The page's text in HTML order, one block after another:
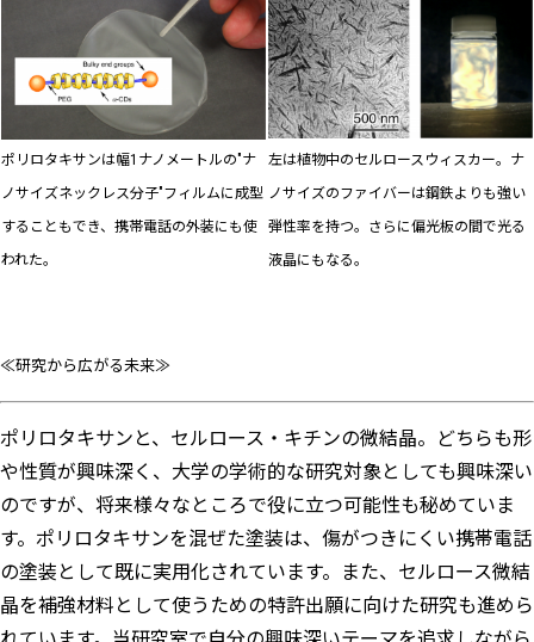
ポリロタキサンは幅1ナノメートルの"ナ
ノサイズネックレス分子"フィルムに成型
することもでき、携帯電話の外装にも使
われた。
左は植物中のセルロースウィスカー。ナ
ノサイズのファイバーは鋼鉄よりも強い
弾性率を持つ。さらに偏光板の間で光る
液晶にもなる。
≪研究から広がる未来≫
ポリロタキサンと、セルロース・キチンの微結晶。どちらも形
や性質が興味深く、大学の学術的な研究対象としても興味深い
のですが、将来様々なところで役に立つ可能性も秘めていま
す。ポリロタキサンを混ぜた塗装は、傷がつきにくい携帯電話
の塗装として既に実用化されています。また、セルロース微結
晶を補強材料として使うための特許出願に向けた研究も進めら